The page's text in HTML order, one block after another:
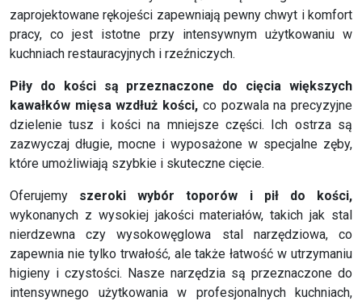
zaprojektowane rękojeści zapewniają pewny chwyt i komfort
pracy, co jest istotne przy intensywnym użytkowaniu w
kuchniach restauracyjnych i rzeźniczych.
Piły do kości są przeznaczone do cięcia większych
kawałków mięsa wzdłuż kości, co pozwala na precyzyjne
dzielenie tusz i kości na mniejsze części. Ich ostrza są
zazwyczaj długie, mocne i wyposażone w specjalne zęby,
które umożliwiają szybkie i skuteczne cięcie.
Oferujemy szeroki wybór toporów i pił do kości,
wykonanych z wysokiej jakości materiałów, takich jak stal
nierdzewna czy wysokowęglowa stal narzędziowa, co
zapewnia nie tylko trwałość, ale także łatwość w utrzymaniu
higieny i czystości. Nasze narzędzia są przeznaczone do
intensywnego użytkowania w profesjonalnych kuchniach,